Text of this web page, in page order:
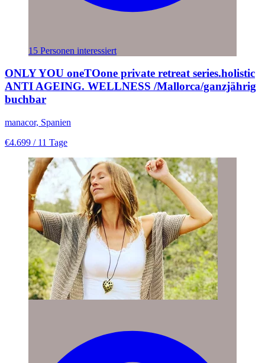
15 Personen interessiert
ONLY YOU oneTOone private retreat series.holistic
ANTI AGEING. WELLNESS /Mallorca/ganzjährig
buchbar
manacor, Spanien
€4.699 / 11 Tage